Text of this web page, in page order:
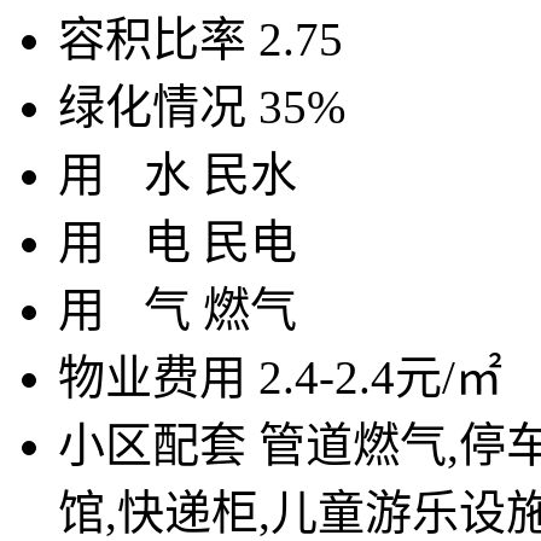
容积比率 2.75
绿化情况 35%
用 水 民水
用
电 民电
用 气 燃气
物业费用 2.4-2.4元/㎡
小区配套 管道燃气,停
馆,快递柜,儿童游乐设